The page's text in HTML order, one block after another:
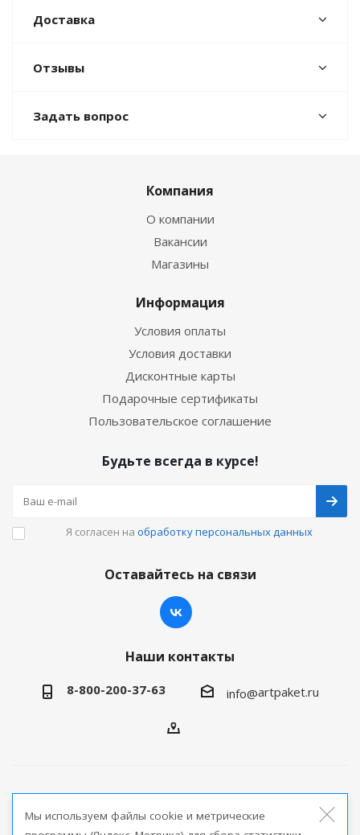
Доставка
Отзывы
Задать вопрос
Компания
О компании
Вакансии
Магазины
Информация
Условия оплаты
Условия доставки
Дисконтные карты
Подарочные сертификаты
Пользовательское соглашение
Будьте всегда в курсе!
Я согласен на обработку персональных данных
Оставайтесь на связи
Наши контакты
8-800-200-37-63 info@artpaket.ru
продукции
Мы используем файлы cookie и метрические